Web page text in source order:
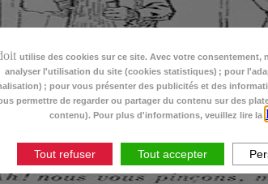
utilise des cookies sur ce site. Avec votre consentement,
analyser l'utilisation du site (cookies statistiques) ; pour
; pour vous présenter des publicités et des
permettre de regarder ou partager du contenu sur des
contenu). Pour plus d'informations, veuillez lire la
Tout refuser Tout accepter